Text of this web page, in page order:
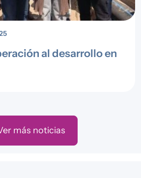
al desarrollo en
más noticias